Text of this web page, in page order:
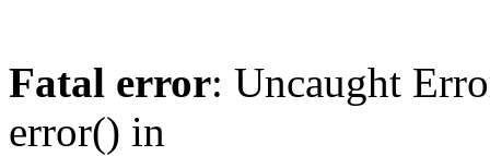
Fatal error: Uncaught
error() in